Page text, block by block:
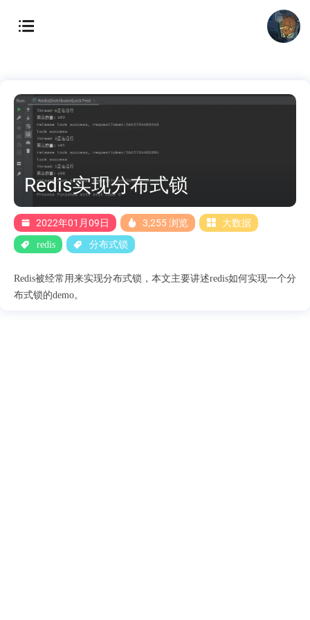
Redis实现分布式锁
2022年01月09日 3,255 浏览 大数据
redis 分布式锁
Redis被经常用来实现分布式锁，本文主要讲述redis如何实现一个分
布式锁的demo。